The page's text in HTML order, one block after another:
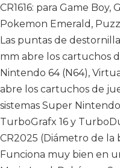
CR1616: para Game
Pokemon Emerald,
Las puntas de
mm abre los cartuchos
Nintendo 64 (N64),
abre los cartuchos de
sistemas Super
TurboGrafx 16 y
CR2025 (Diámetro de la
Funciona muy bien en